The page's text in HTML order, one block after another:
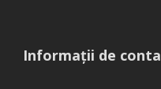
Informații de